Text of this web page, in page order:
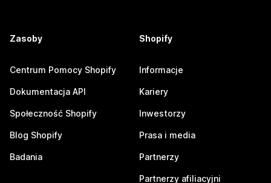
Zasoby
Centrum Pomocy Shopify
Dokumentacja API
Społeczność Shopify
Blog Shopify
Badania
Shopify
Informacje
Kariery
Inwestorzy
Prasa i media
Partnerzy
Partnerzy afiliacyjni